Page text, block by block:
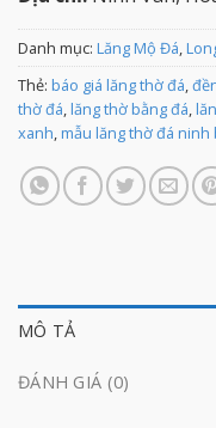
Danh mục: Lăng Mộ Đá,
Thẻ: báo giá lăng thờ đá,
thờ đá,lăng thờ bằng đá,
xanh,mẫu lăng thờ đá ninh
MÔ TẢ
ĐÁNH GIÁ (0)